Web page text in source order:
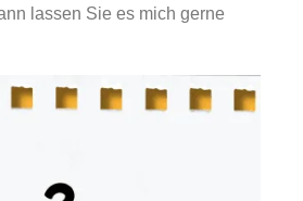
lassen Sie es mich gerne